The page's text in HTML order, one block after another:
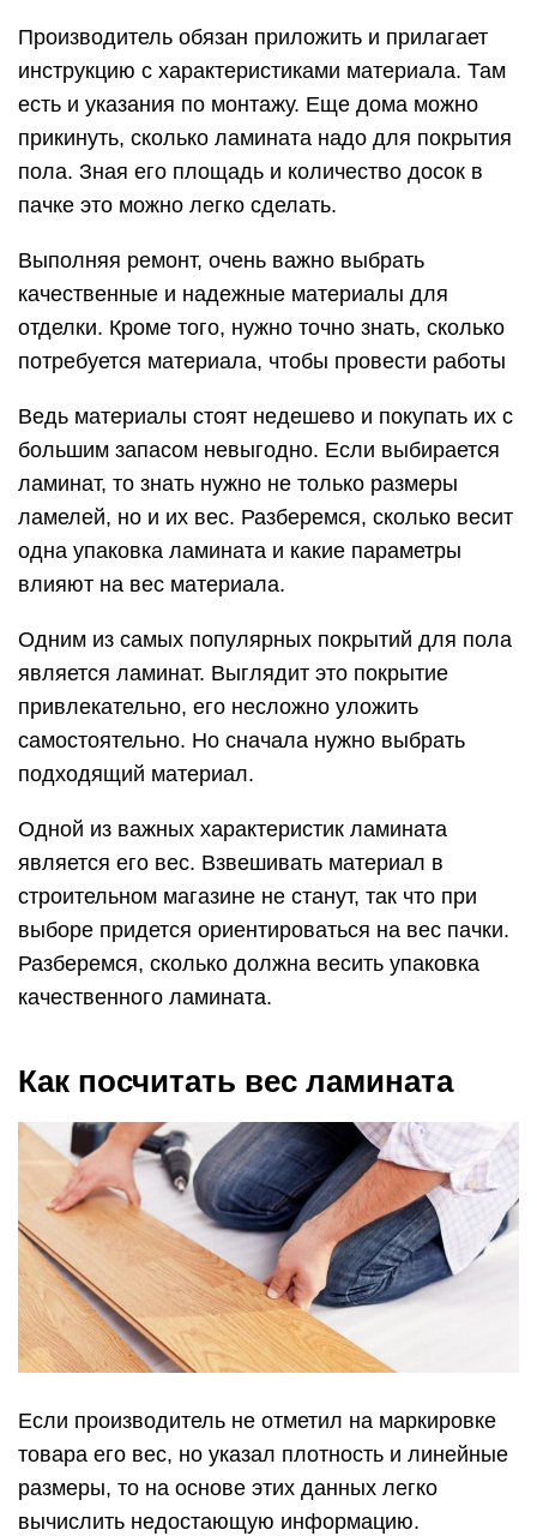
Производитель обязан приложить и прилагает
инструкцию с характеристиками материала. Там
есть и указания по монтажу. Еще дома можно
прикинуть, сколько ламината надо для покрытия
пола. Зная его площадь и количество досок в
пачке это можно легко сделать.
Выполняя ремонт, очень важно выбрать
качественные и надежные материалы для
отделки. Кроме того, нужно точно знать, сколько
потребуется материала, чтобы провести работы
Ведь материалы стоят недешево и покупать их с
большим запасом невыгодно. Если выбирается
ламинат, то знать нужно не только размеры
ламелей, но и их вес. Разберемся, сколько весит
одна упаковка ламината и какие параметры
влияют на вес материала.
Одним из самых популярных покрытий для пола
является ламинат. Выглядит это покрытие
привлекательно, его несложно уложить
самостоятельно. Но сначала нужно выбрать
подходящий материал.
Одной из важных характеристик ламината
является его вес. Взвешивать материал в
строительном магазине не станут, так что при
выборе придется ориентироваться на вес пачки.
Разберемся, сколько должна весить упаковка
качественного ламината.
Как посчитать вес ламината
Если производитель не отметил на маркировке
товара его вес, но указал плотность и линейные
размеры, то на основе этих данных легко
вычислить недостающую информацию.